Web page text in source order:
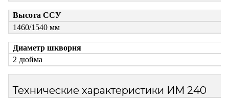
Высота ССУ
1460/1540 мм
Диаметр шкворня
2 дюйма
Технические характеристики ИМ 240